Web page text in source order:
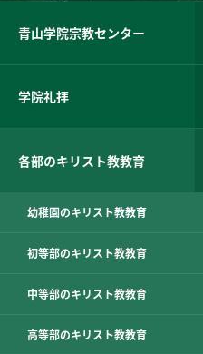
青山学院宗教センター
学院礼拝
各部のキリスト教教育
幼稚園のキリスト教教育
初等部のキリスト教教育
中等部のキリスト教教育
高等部のキリスト教教育